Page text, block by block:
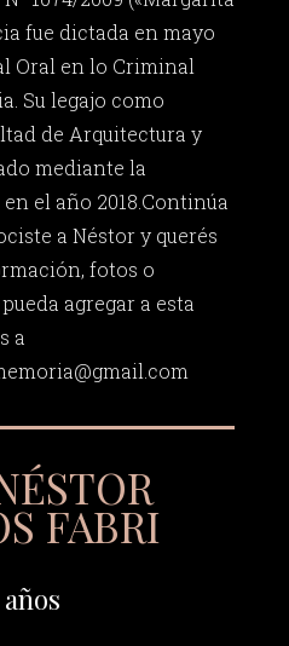
fue dictada en mayo
Oral en lo Criminal
Su legajo como
de Arquitectura y
mediante la
el año 2018.Continúa
a Néstor y querés
fotos o
agregar a esta
a
FABRI
años